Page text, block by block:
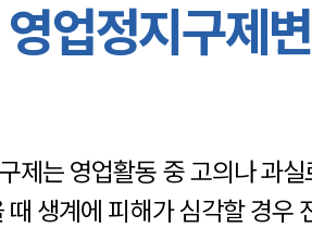
업정지구제
제는 영업활동 중 고의나 과
때 생계에 피해가 심각할 경우